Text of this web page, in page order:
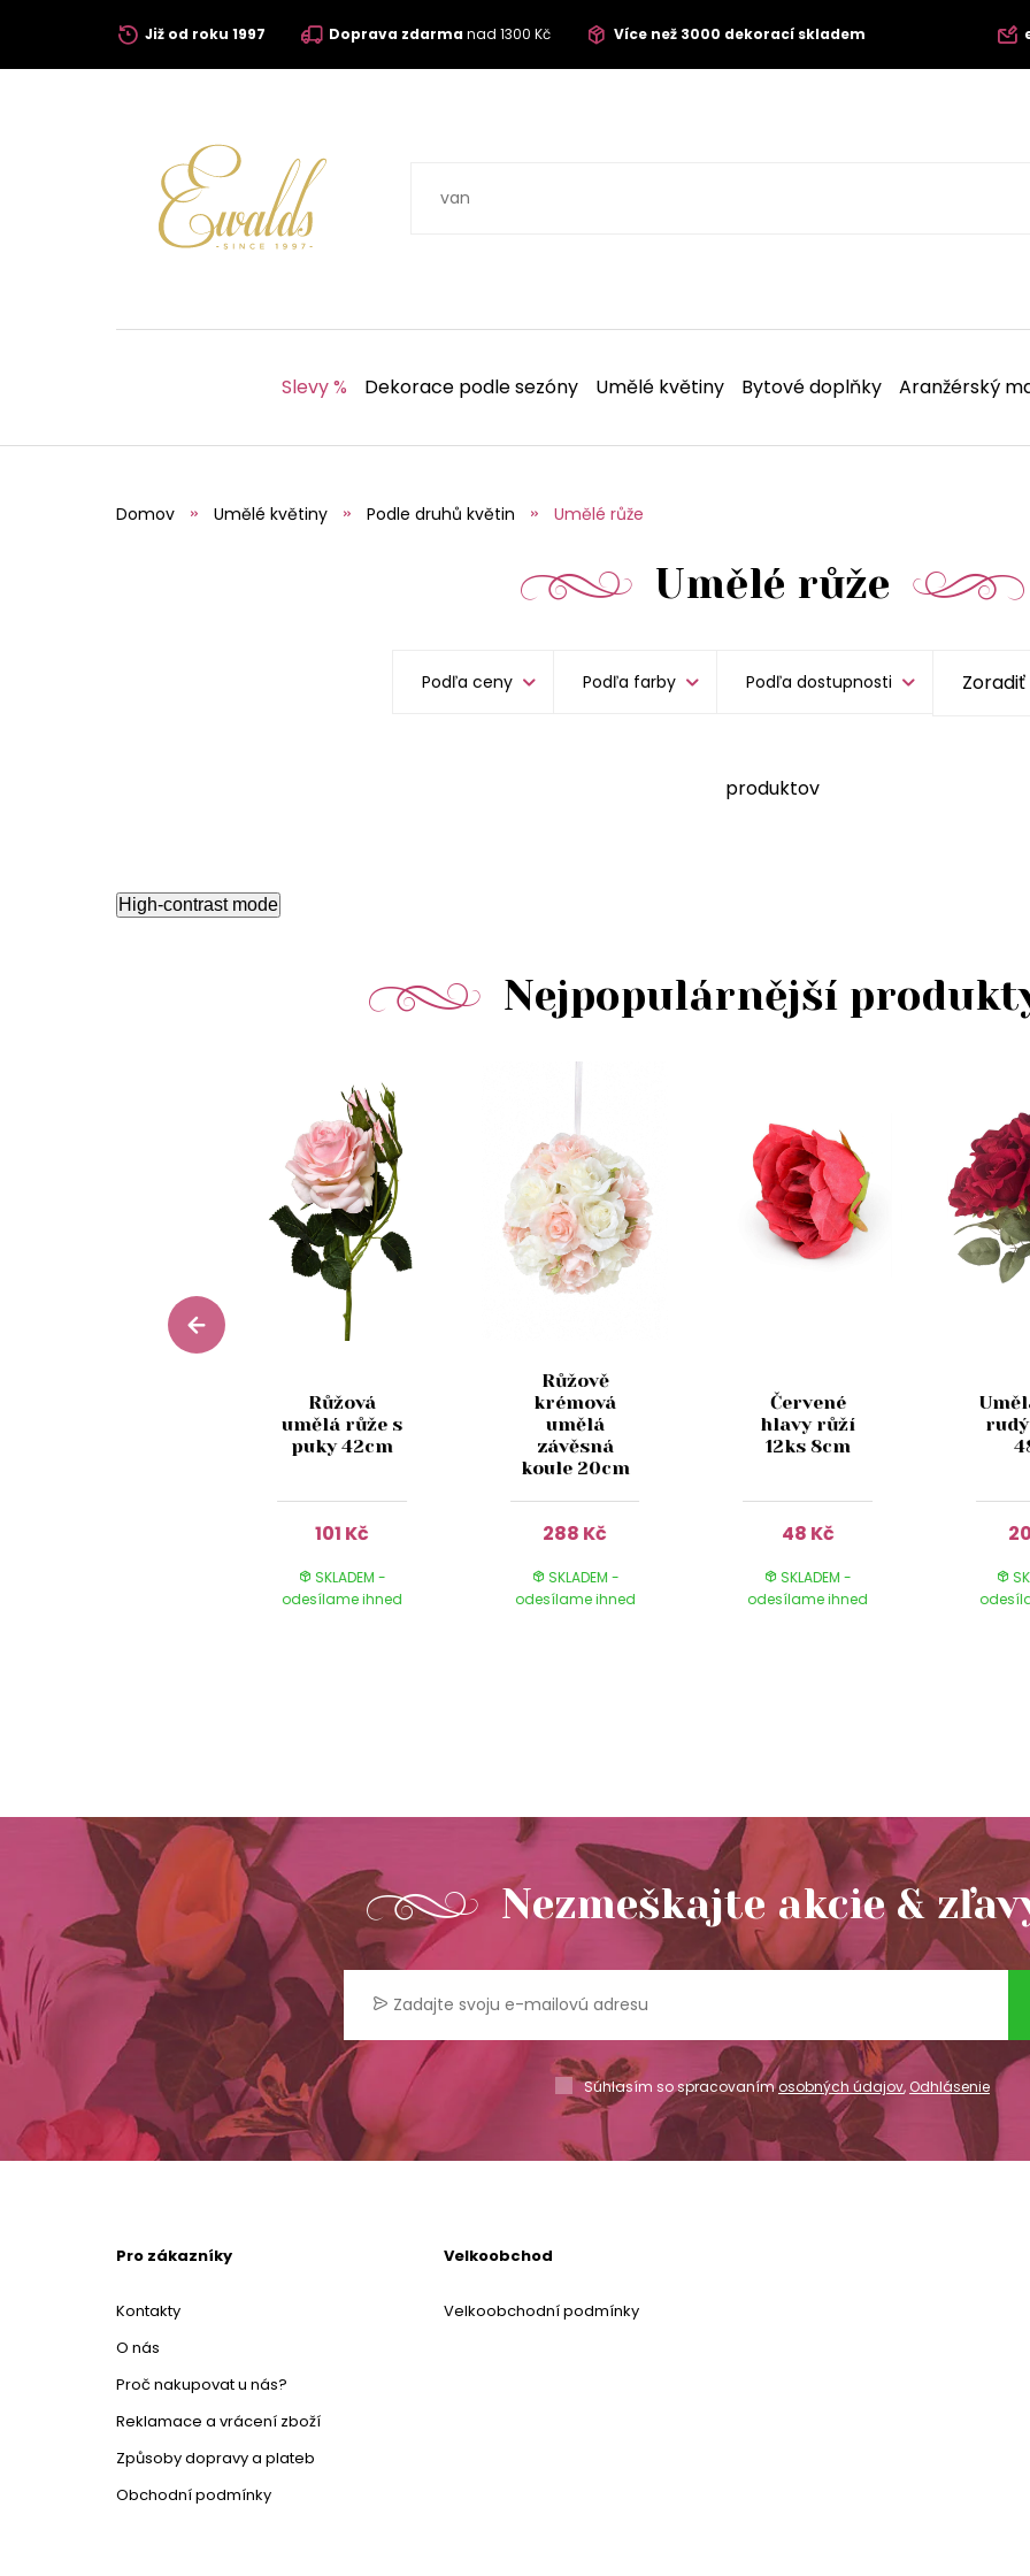
Již od roku 1997 Doprava zdarmanad 1300 Kč Více než 3000 dekorací skladem
Slevy % Dekorace podle sezóny Umělé květiny Bytové doplňky Aranžérský
Domov Umělé květiny Podle druhů květin Umělé růže
Umělé růže
Podľa ceny Podľa farby Podľa dostupnosti
produktov
High-contrast mode
Nejpopulárnější
Růžová
umělá růže s
puky 42cm
101 Kč
SKLADEM -
odesílame ihned
Růžově
krémová
umělá
závěsná
koule 20cm
288 Kč
SKLADEM -
odesílame ihned
Červené
hlavy růží
12ks 8cm
48 Kč
SKLADEM -
odesílame ihned
Nezmeškajte akcie &
Súhlasím so spracovanímosobných údajov,Odhlásenie
Pro zákazníky
Kontakty
O nás
Proč nakupovat u nás?
Reklamace a vrácení zboží
Způsoby dopravy a plateb
Obchodní podmínky
Velkoobchod
Velkoobchodní podmínky